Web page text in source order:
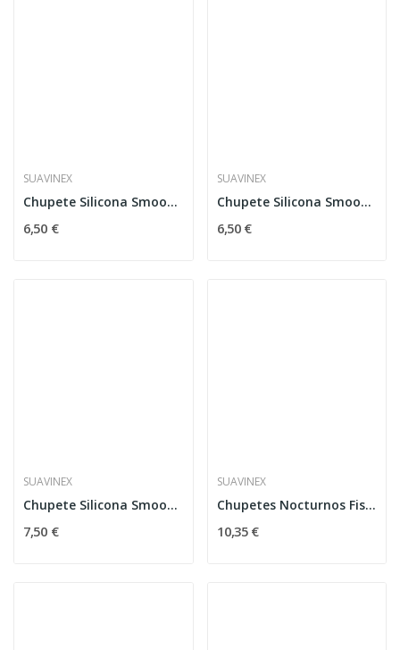
SUAVINEX
Chupete Silicona Smoothie Mostaza 6-18m
6,50 €
SUAVINEX
Chupete Silicona Smoothie Teja 6-18m
6,50 €
SUAVINEX
Chupete Silicona Smoothie RoseWater 6-18m
7,50 €
SUAVINEX
Chupetes Nocturnos Fisiológico Suavinex SX Pro...
10,35 €